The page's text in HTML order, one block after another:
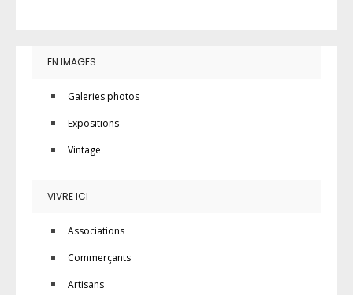
EN IMAGES
Galeries photos
Expositions
Vintage
VIVRE ICI
Associations
Commerçants
Artisans